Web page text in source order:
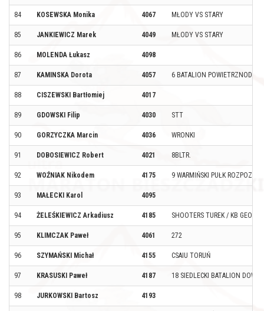
84 KOSEWSKA Monika 4067 MŁODY VS STARY
85 JANKIEWICZ Marek 4049 MŁODY VS STARY
86 MOLENDA Łukasz 4098
87 KAMINSKA Dorota 4057 6 BATALION
88 CISZEWSKI Bartłomiej 4017
89 GDOWSKI Filip 4030 STT
90 GORZYCZKA Marcin 4036 WRONKI
91 DOBOSIEWICZ Robert 4021 8BLTR.
92 WOŹNIAK Nikodem 4175 9 WARMIŃSKI PUŁK
93 MAŁECKI Karol 4095
94 ŻELEŚKIEWICZ Arkadiusz 4185 SHOOTERS TUREK / KB
95 KLIMCZAK Paweł 4061 272
96 SZYMAŃSKI Michał 4155 CSAIU TORUŃ
97 KRASUSKI Paweł 4187 18 SIEDLECKI BATALION
98 JURKOWSKI Bartosz 4193